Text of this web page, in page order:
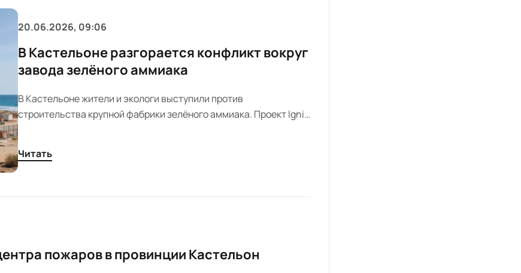
20.06.2026, 09:06
В Кастельоне разгорается конфликт вокруг
завода зелёного аммиака
В Кастельоне жители и экологи выступили против
строительства крупной фабрики зелёного аммиака. Проект Ignis
Читать
пожаров в провинции Кастельон